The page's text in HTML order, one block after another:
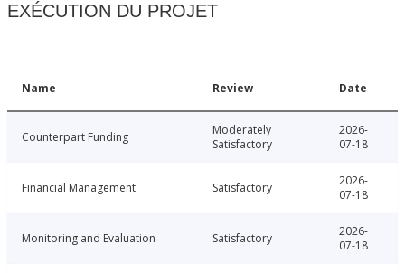
EXÉCUTION DU PROJET
Name Review Date
Counterpart Funding
Moderately
Satisfactory
2026-
07-18
Financial Management Satisfactory
2026-
07-18
Monitoring and Evaluation Satisfactory
2026-
07-18